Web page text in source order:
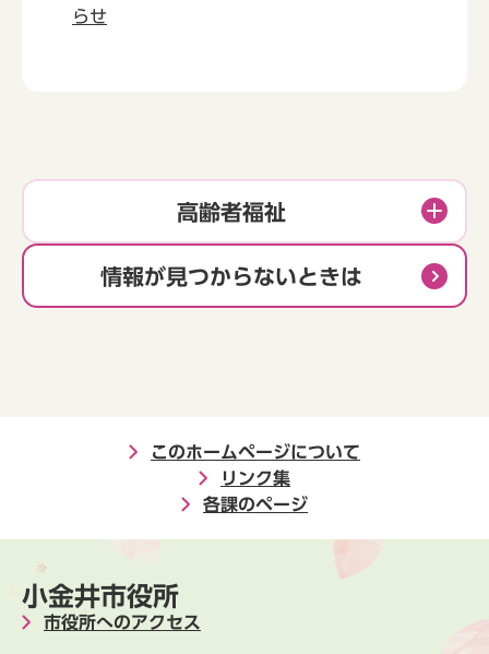
らせ
高齢者福祉
情報が見つからないときは
このホームページについて
リンク集
各課のページ
小金井市役所
市役所へのアクセス